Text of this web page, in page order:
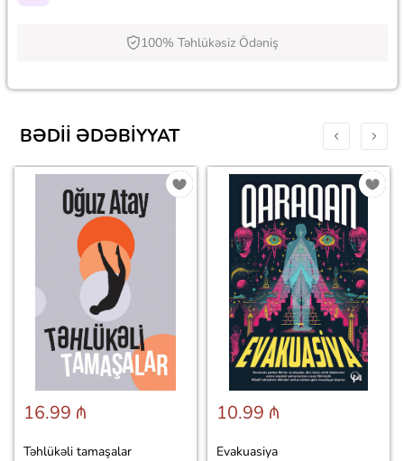
100% Təhlükəsiz Ödəniş
BƏDII ƏDƏBIYYAT
16.99 ₼
Təhlükəli tamaşalar
10.99 ₼
Evakuasiya